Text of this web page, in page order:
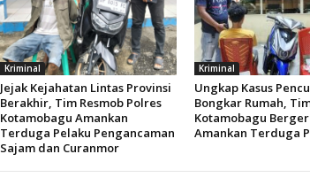
Kriminal
Jejak Kejahatan Lintas Provinsi
Berakhir, Tim Resmob Polres
Kotamobagu Amankan
Terduga Pelaku Pengancaman
Sajam dan Curanmor
Kriminal
Ungkap Kasus
Bongkar Rumah,
Kotamobagu
Amankan Terduga